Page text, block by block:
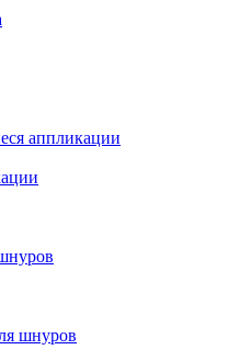
аппликации
шнуров